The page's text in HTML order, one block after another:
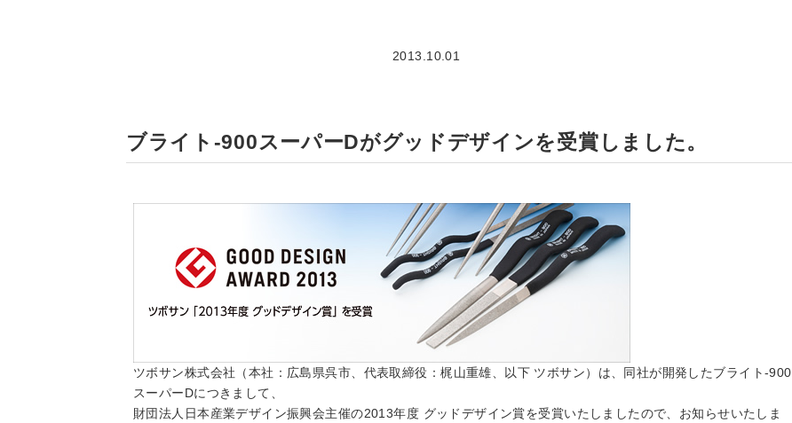
2013.10.01
ブライト-900スーパーDがグッドデザインを受賞しました。
ツボサン株式会社（本社：広島県呉市、代表取締役：梶山重雄、以下 ツボサン）は、同社が開発したブライト-900
スーパーDにつきまして、
財団法人日本産業デザイン振興会主催の2013年度 グッドデザイン賞を受賞いたしましたので、お知らせいたしま